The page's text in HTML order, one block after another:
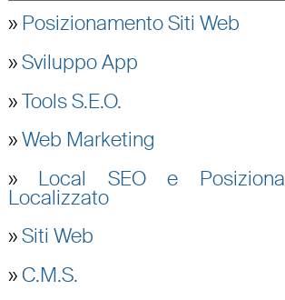
» Posizionamento Siti Web
»Sviluppo App
»Tools S.E.O.
»Web Marketing
» Local SEO e
Localizzato
»Siti Web
» C.M.S.